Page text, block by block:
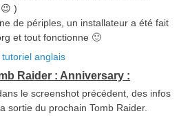
)
de périples, un installateur a été fait
et tout fonctionne 🙂
anglais
Raider : Anniversary :
le screenshot précédent, des infos
sortie du prochain Tomb Raider.